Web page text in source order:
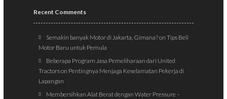
Recent Comments
Semakin banyak Motor di Jakarta, Gimana?onTips Beli
Motor Baru untuk Pemula
Beberapa Program Jasa Pemeliharaan dari United
Tractorson Pentingnya Menjaga Keselamatan Pekerja di
Lapangan
Membersihkan Alat Berat dengan Water Pressure –